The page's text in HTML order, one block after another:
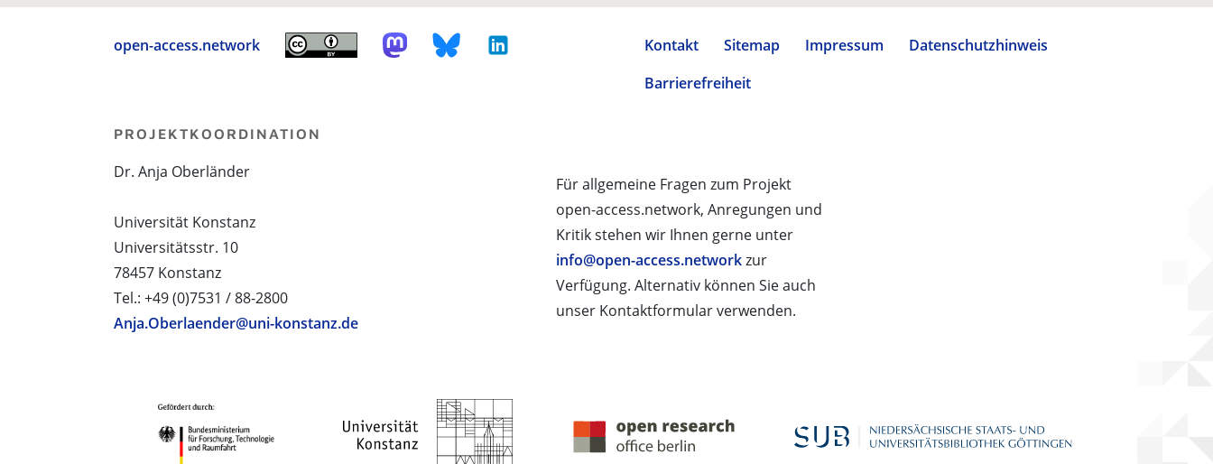
open-access.network Kontakt Sitemap Impressum
Datenschutzhinweis
Barrierefreiheit
Für allgemeine Fragen zum Projekt
open-access.network, Anregungen und
Kritik stehen wir Ihnen gerne unter
info@open-access.networkzur
Verfügung. Alternativ können Sie auch
unser Kontaktformular verwenden.
PROJEKTKOORDINATION
Dr. Anja Oberländer
Universität Konstanz
Universitätsstr. 10
78457 Konstanz
Tel.: +49 (0)7531 / 88-2800
Anja.Oberlaender@uni-konstanz.de